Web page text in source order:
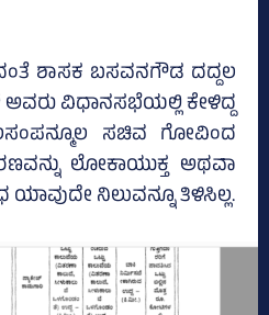
ಶಾಸಕ ಬಸವನಗೌಡ ದದ್ದಲ
ವಿಧಾನಸಭೆಯಲ್ಲಿ ಕೇಳಿದ್ದ
ಸಚಿವ ಗೋವಿಂದ
ಲೋಕಾಯುಕ್ತ ಅಥವಾ
ನಿಲುವನ್ನೂ ತಿಳಿಸಿಲ್ಲ.